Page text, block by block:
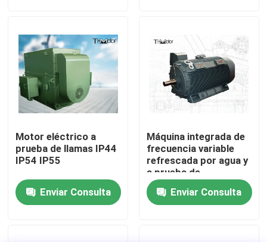
Control de calidad
Éntrenos en contacto con
Blog
Pida una cita
Motor eléctrico a
prueba de llamas IP44
IP54 IP55
Enviar Consulta
Máquina integrada de
frecuencia variable
refrescada por agua y
a prueba de
explosiones de la serie
YJVFT 800KW IP55
Enviar Consulta